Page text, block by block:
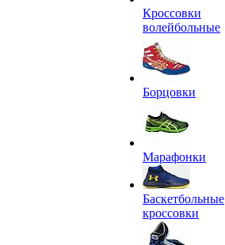
Кроссовки
волейбольные
Борцовки
Марафонки
Баскетбольные
кроссовки